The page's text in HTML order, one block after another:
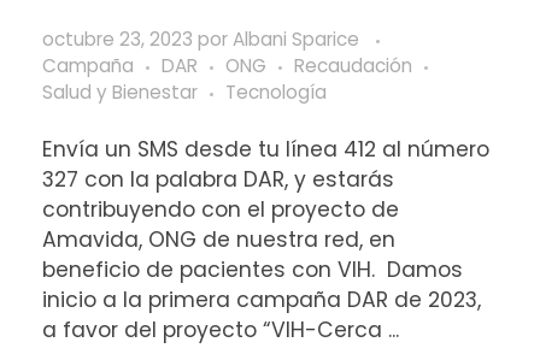
octubre 23, 2023 porAlbani Sparice
Campaña
DAR ONG
Recaudación
Salud y Bienestar
Tecnología
Envía un SMS desde tu línea 412 al número
327 con la palabra DAR, y estarás
contribuyendo con el proyecto de
Amavida, ONG de nuestra red, en
beneficio de pacientes con VIH. Damos
inicio a la primera campaña DAR de 2023,
a favor del proyecto “VIH-Cerca ...